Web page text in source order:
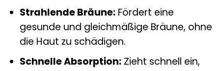
Strahlende Bräune:Fördert eine
gesunde und gleichmäßige Bräune, ohne
die Haut zu schädigen.
Schnelle Absorption:Zieht schnell ein,